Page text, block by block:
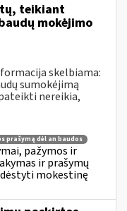
teikiant
mokėjimo
skelbiama:
sumokėjimą
nereikia,
prašymą dėl an baudos
pažymos ir
ir prašymų
mokestinę